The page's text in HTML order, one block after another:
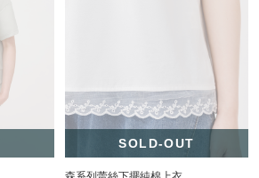
SOLD-OUT